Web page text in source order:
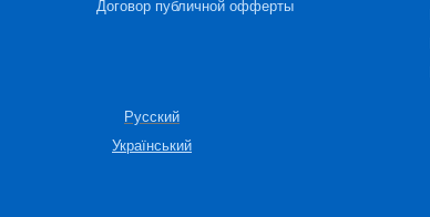
Договор публичной офферты
Русский
Український